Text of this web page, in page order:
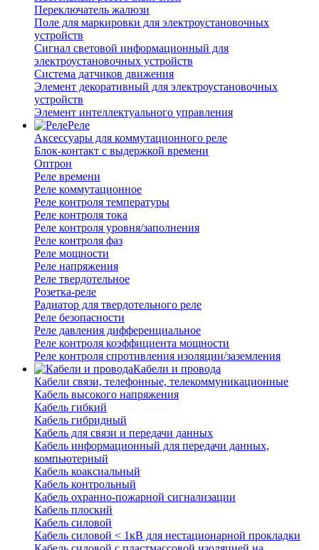
Переключатель жалюзи
Поле для маркировки для электроустановочных
устройств
Сигнал световой информационный для
электроустановочных устройств
Система датчиков движения
Элемент декоративный для электроустановочных
устройств
Элемент интеллектуального управления
Реле
Аксессуары для коммутационного реле
Блок-контакт с выдержкой времени
Оптрон
Реле времени
Реле коммутационное
Реле контроля температуры
Реле контроля тока
Реле контроля уровня/заполнения
Реле контроля фаз
Реле мощности
Реле напряжения
Реле твердотельное
Розетка-реле
Радиатор для твердотельного реле
Реле безопасности
Реле давления дифференциальное
Реле контроля коэффициента мощности
Реле контроля спротивления изоляции/заземления
Кабели и провода
Кабели связи, телефонные, телекоммуникационные
Кабель высокого напряжения
Кабель гибкий
Кабель гибридный
Кабель для связи и передачи данных
Кабель информационный для передачи данных,
компьютерный
Кабель коаксиальный
Кабель контрольный
Кабель охранно-пожарной сигнализации
Кабель плоский
Кабель силовой
Кабель силовой < 1кВ для нестационарной прокладки